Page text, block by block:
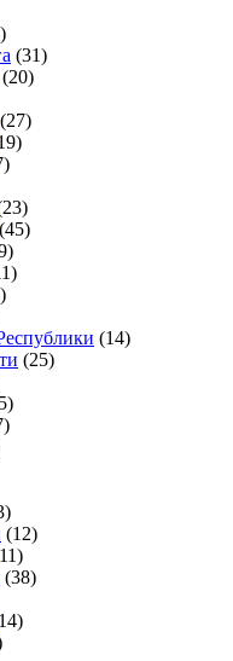
(31)
(20)
(27)
(45)
(14)
(25)
(12)
(38)